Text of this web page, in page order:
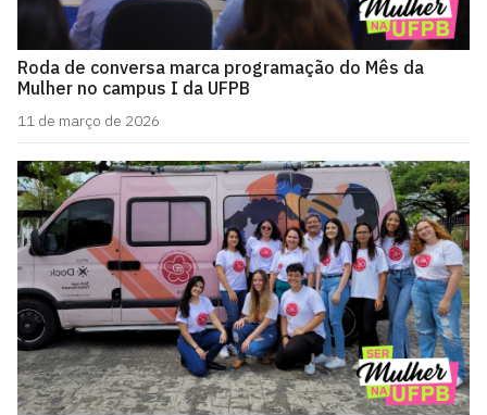
Roda de conversa marca programação do Mês da
Mulher no campus I da UFPB
11 de março de 2026